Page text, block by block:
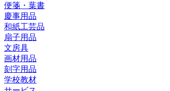
便箋・葉書
慶事用品
和紙工芸品
扇子用品
文房具
画材用品
刻字用品
学校教材